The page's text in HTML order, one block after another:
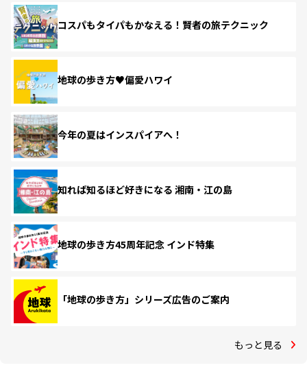
コスパもタイパもかなえる！賢者の旅テクニック
地球の歩き方♥偏愛ハワイ
今年の夏はインスパイアへ！
知れば知るほど好きになる 湘南・江の島
地球の歩き方45周年記念 インド特集
「地球の歩き方」シリーズ広告のご案内
もっと見る